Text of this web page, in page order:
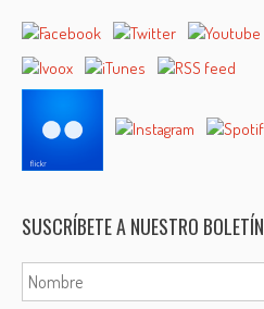
SUSCRÍBETE A NUESTRO BOLETÍN